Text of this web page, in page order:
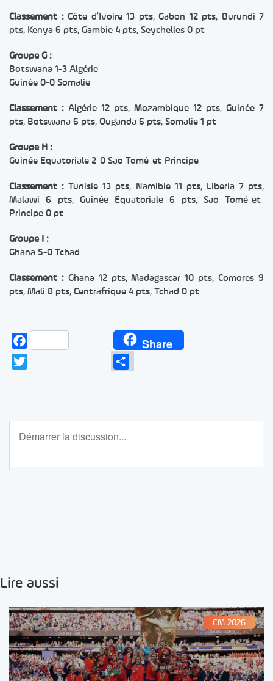
Classement :Côte d’Ivoire 13 pts, Gabon 12 pts, Burundi 7
pts, Kenya 6 pts, Gambie 4 pts, Seychelles 0 pt
Groupe G :
Botswana 1-3 Algérie
Guinée 0-0 Somalie
Classement : Algérie 12 pts, Mozambique 12 pts, Guinée 7
pts, Botswana 6 pts, Ouganda 6 pts, Somalie 1 pt
Groupe H :
Guinée Equatoriale 2-0 Sao Tomé-et-Principe
Classement : Tunisie 13 pts, Namibie 11 pts, Liberia 7 pts,
Malawi 6 pts, Guinée Equatoriale 6 pts, Sao Tomé-et-
Principe 0 pt
Groupe I :
Ghana 5-0 Tchad
Classement :Ghana 12 pts, Madagascar 10 pts, Comores 9
pts, Mali 8 pts, Centrafrique 4 pts, Tchad 0 pt
Facebook Share
Lire aussi
CM 2026